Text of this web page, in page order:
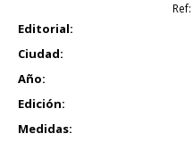
Ref:
Editorial:
Ciudad:
Año:
Edición:
Medidas: